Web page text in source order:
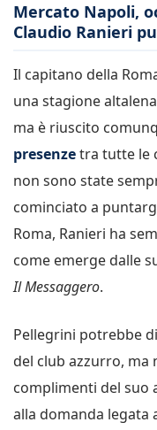
Mercato Napoli,
Claudio Ranieri
Il capitano della
una stagione
ma è riuscito
presenzetra tutte le
non sono state
cominciato a
Roma, Ranieri ha
come emerge dalle
IlMessaggero.
Pellegrini potrebbe
del club azzurro, ma
complimenti del suo
alla domanda legata